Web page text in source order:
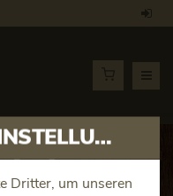
DATENSCHUTZEINSTELLUNGEN
Dritter, um unseren